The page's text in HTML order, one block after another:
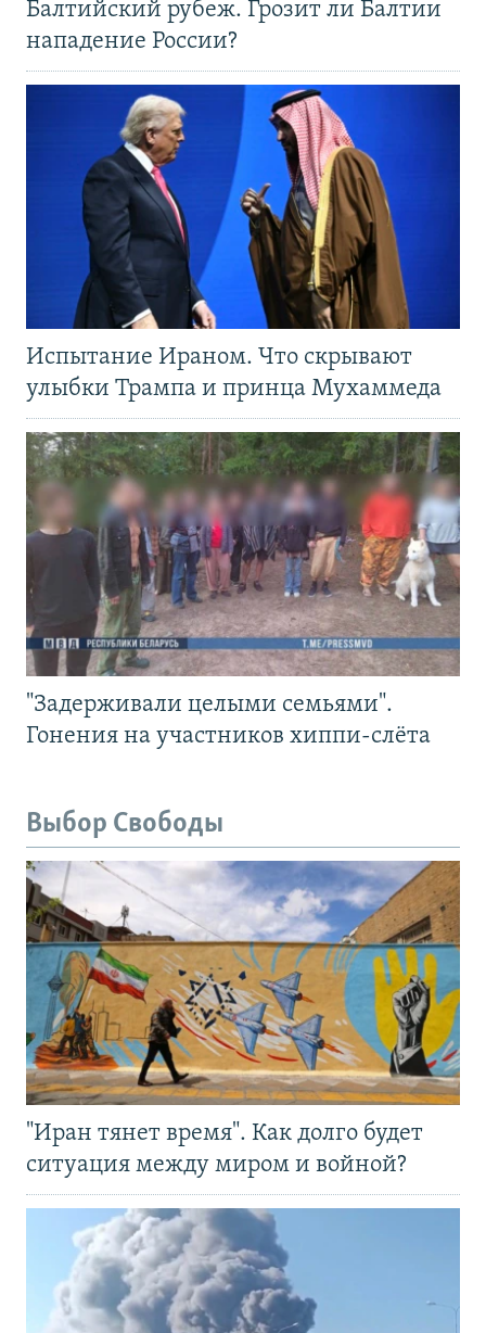
Балтийский рубеж. Грозит ли Балтии
нападение России?
Испытание Ираном. Что скрывают
улыбки Трампа и принца Мухаммеда
"Задерживали целыми семьями".
Гонения на участников хиппи-слёта
Выбор Свободы
"Иран тянет время". Как долго будет
ситуация между миром и войной?